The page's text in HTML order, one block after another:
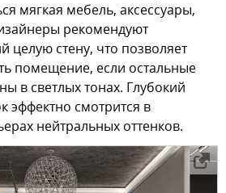
мягкая мебель, аксессуары,
рекомендуют
целую стену, что позволяет
помещение, если остальные
в светлых тонах. Глубокий
эффектно смотрится в
нейтральных оттенков.